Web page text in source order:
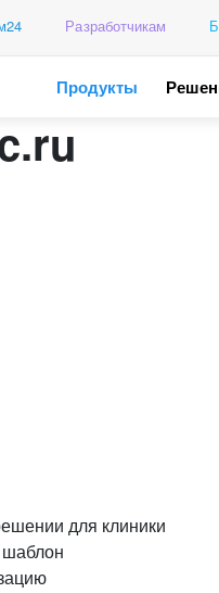
Разработчикам
Продукты
для клиники